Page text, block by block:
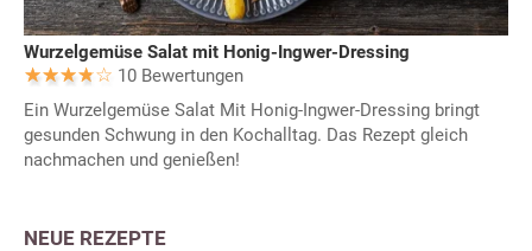
Wurzelgemüse Salat mit Honig-Ingwer-Dressing
10 Bewertungen
Ein Wurzelgemüse Salat Mit Honig-Ingwer-Dressing bringt
gesunden Schwung in den Kochalltag. Das Rezept gleich
nachmachen und genießen!
NEUE REZEPTE